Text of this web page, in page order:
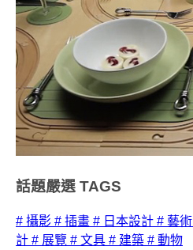
話題嚴選 TAGS
# 攝影 # 插畫 # 日本設計 # 藝術
計 # 展覽 # 文具 # 建築 # 動物